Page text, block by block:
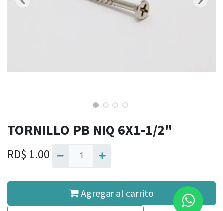
TORNILLO PB NIQ 6X1-1/2"
RD$ 1.00
Agregar al carrito